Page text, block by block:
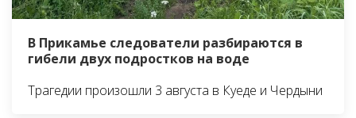
В Прикамье следователи разбираются в
гибели двух подростков на воде
Трагедии произошли 3 августа в Куеде и Чердыни